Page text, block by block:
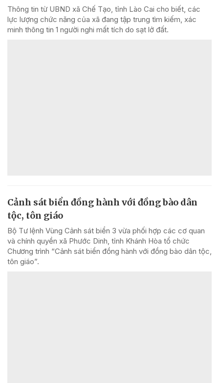
Thông tin từ UBND xã Chế Tạo, tỉnh Lào Cai cho biết, các
lực lượng chức năng của xã đang tập trung tìm kiếm, xác
minh thông tin 1 người nghi mất tích do sạt lở đất.
Cảnh sát biển đồng hành với đồng bào dân
tộc, tôn giáo
Bộ Tư lệnh Vùng Cảnh sát biển 3 vừa phối hợp các cơ quan
và chính quyền xã Phước Dinh, tỉnh Khánh Hòa tổ chức
Chương trình “Cảnh sát biển đồng hành với đồng bào dân tộc,
tôn giáo”.